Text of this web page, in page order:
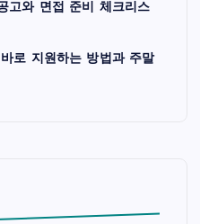
고와 면접 준비 체크리스
로 지원하는 방법과 주말